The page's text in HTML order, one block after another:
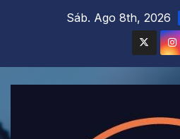
Sáb. Ago 8th, 2026